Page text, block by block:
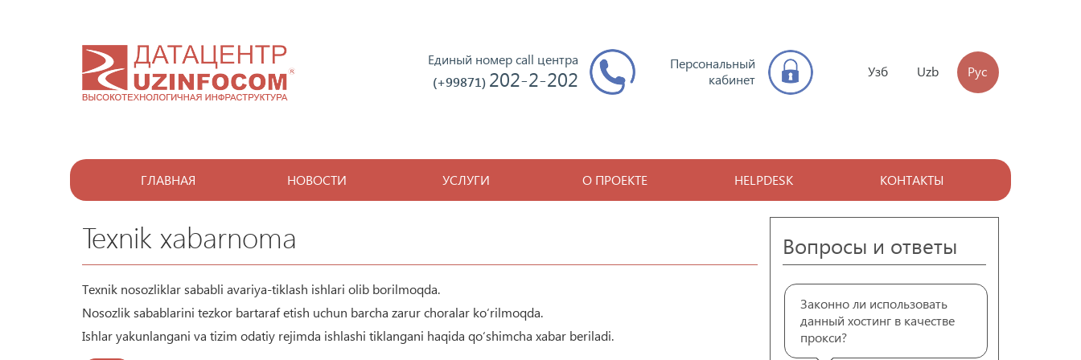
ГЛАВНАЯ НОВОСТИ УСЛУГИ О ПРОЕКТЕ HELPDESK КОНТАКТЫ
Узб Uzb Рус
Персональный
кабинет
Единый номер call центра
(+99871) 202-2-202
Texnik xabarnoma
Texnik nosozliklar sababli avariya-tiklash ishlari olib borilmoqda.
Nosozlik sabablarini tezkor bartaraf etish uchun barcha zarur choralar ko‘rilmoqda.
Ishlar yakunlangani va tizim odatiy rejimda ishlashi tiklangani haqida qo‘shimcha xabar beriladi.
Вопросы и ответы
Законно ли использовать
данный хостинг в качестве
прокси?